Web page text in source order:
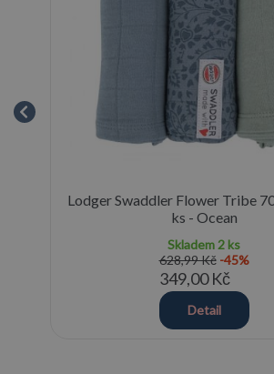
Lodger Swaddler Flower Tribe
ks - Ocean
Skladem 2 ks
628,99 Kč -45%
349,00 Kč
Detail